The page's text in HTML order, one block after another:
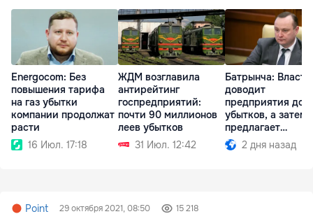
Energocom: Без
повышения тарифа
на газ убытки
компании продолжат
расти
16 Июл. 17:18
ЖДМ возглавила
антирейтинг
госпредприятий:
почти 90 миллионов
леев убытков
31 Июл. 12:42
Батрынча: Власть
доводит
предприятия до
убытков, а затем
предлагает
приватизировать
2 дня назад
Point 29 октября 2021, 08:50 15 218